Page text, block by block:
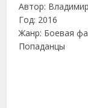
Автор:
Год: 2016
Жанр: Боевая
Попаданцы